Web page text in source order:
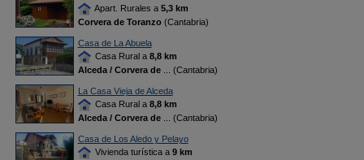
Apart. Rurales a 5,3 km
Corvera de Toranzo(Cantabria)
Casa de La Abuela
Casa Rural a 8,8 km
Alceda / Corvera de
... (Cantabria)
La Casa Vieja de Alceda
Casa Rural a 8,8 km
Alceda / Corvera de
... (Cantabria)
Casa de Los Aledo y Pelayo
Vivienda turística a 9 km